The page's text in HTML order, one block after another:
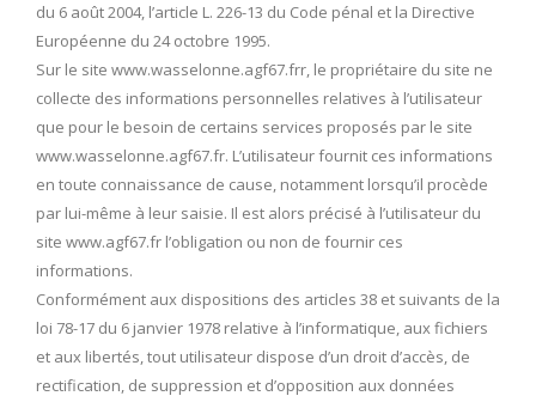
du 6 août 2004, l’article L. 226-13 du Code pénal et la Directive
Européenne du 24 octobre 1995.
Sur le site www.wasselonne.agf67.frr, le propriétaire du site ne
collecte des informations personnelles relatives à l’utilisateur
que pour le besoin de certains services proposés par le site
www.wasselonne.agf67.fr. L’utilisateur fournit ces informations
en toute connaissance de cause, notamment lorsqu’il procède
par lui-même à leur saisie. Il est alors précisé à l’utilisateur du
site www.agf67.fr l’obligation ou non de fournir ces
informations.
Conformément aux dispositions des articles 38 et suivants de la
loi 78-17 du 6 janvier 1978 relative à l’informatique, aux fichiers
et aux libertés, tout utilisateur dispose d’un droit d’accès, de
rectification, de suppression et d’opposition aux données